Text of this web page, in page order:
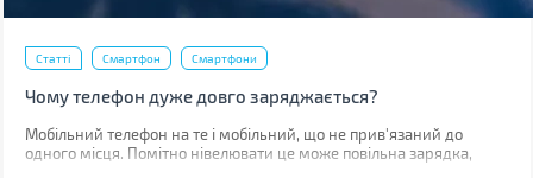
Статті Смартфон Смартфони
Чому телефон дуже довго заряджається?
Мобільний телефон на те і мобільний, що не прив'язаний до
одного місця. Помітно нівелювати це може повільна зарядка,